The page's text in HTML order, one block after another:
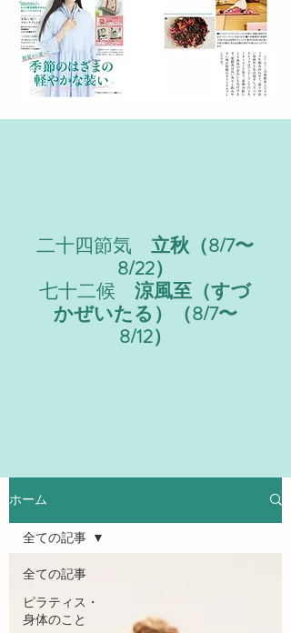
二十四節気 立秋（8/7〜
8/22）
七十二候 涼風至（すづ
かぜいたる）（8/7〜
8/12）
ホーム
全ての記事
ピラティス・
身体のこと
全ての記事